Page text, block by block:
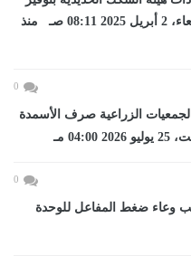
أماكن في رحلات...اليوم الأربعاء، 2 أبريل 2025 08:11 صـ منذ
0
الزراعية صرف الأسمدة
مـ
0
وعاء ضغط المفاعل للوحدة